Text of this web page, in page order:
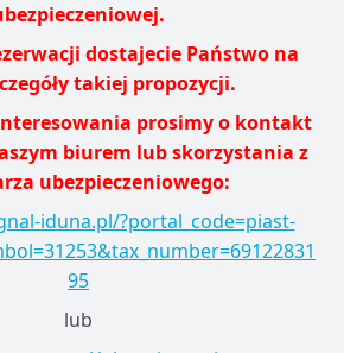
dostajecie Państwo na
takiej propozycji.
prosimy o kontakt
biurem lub skorzystania z
ubezpieczeniowego:
iduna.pl/?portal_code=piast-
95
lub